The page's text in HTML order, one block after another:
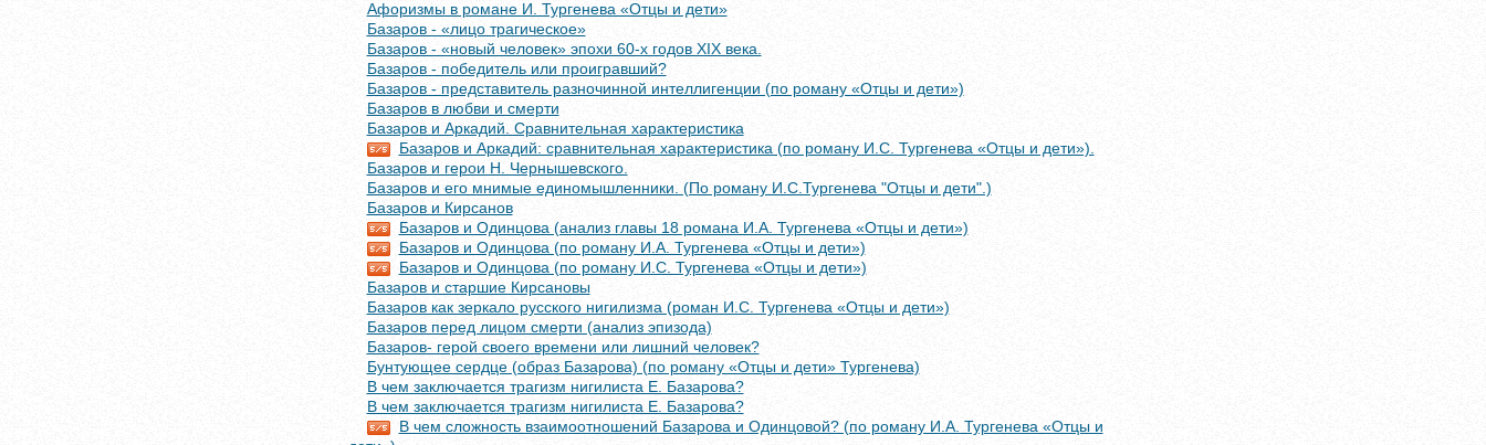
Афоризмы в романе И. Тургенева «Отцы и дети»
Базаров - «лицо трагическое»
Базаров - «новый человек» эпохи 60-х годов XIX века.
Базаров - победитель или проигравший?
Базаров - представитель разночинной интеллигенции (по роману «Отцы и дети»)
Базаров в любви и смерти
Базаров и Аркадий. Сравнительная характеристика
Базаров и Аркадий: сравнительная характеристика (по роману И.С. Тургенева «Отцы и дети»).
Базаров и герои Н. Чернышевского.
Базаров и его мнимые единомышленники. (По роману И.С.Тургенева "Отцы и дети".)
Базаров и Кирсанов
Базаров и Одинцова (анализ главы 18 романа И.А. Тургенева «Отцы и дети»)
Базаров и Одинцова (по роману И.А. Тургенева «Отцы и дети»)
Базаров и Одинцова (по роману И.С. Тургенева «Отцы и дети»)
Базаров и старшие Кирсановы
Базаров как зеркало русского нигилизма (роман И.С. Тургенева «Отцы и дети»)
Базаров перед лицом смерти (анализ эпизода)
Базаров- герой своего времени или лишний человек?
Бунтующее сердце (образ Базарова) (по роману «Отцы и дети» Тургенева)
В чем заключается трагизм нигилиста Е. Базарова?
В чем заключается трагизм нигилиста Е. Базарова?
В чем сложность взаимоотношений Базарова и Одинцовой? (по роману И.А. Тургенева «Отцы и